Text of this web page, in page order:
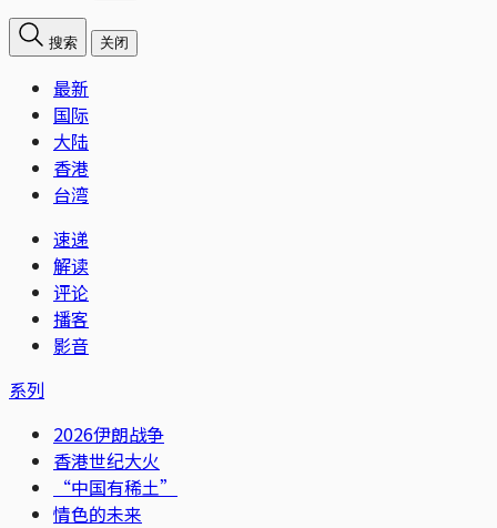
搜索 关闭
最新
国际
大陆
香港
台湾
速递
解读
评论
播客
影音
系列
2026伊朗战争
香港世纪大火
“中国有稀土”
情色的未来